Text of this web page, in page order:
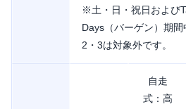
※土・日・祝日および
Days（バーゲン）期
2・3は対象外です。
自走
式：高